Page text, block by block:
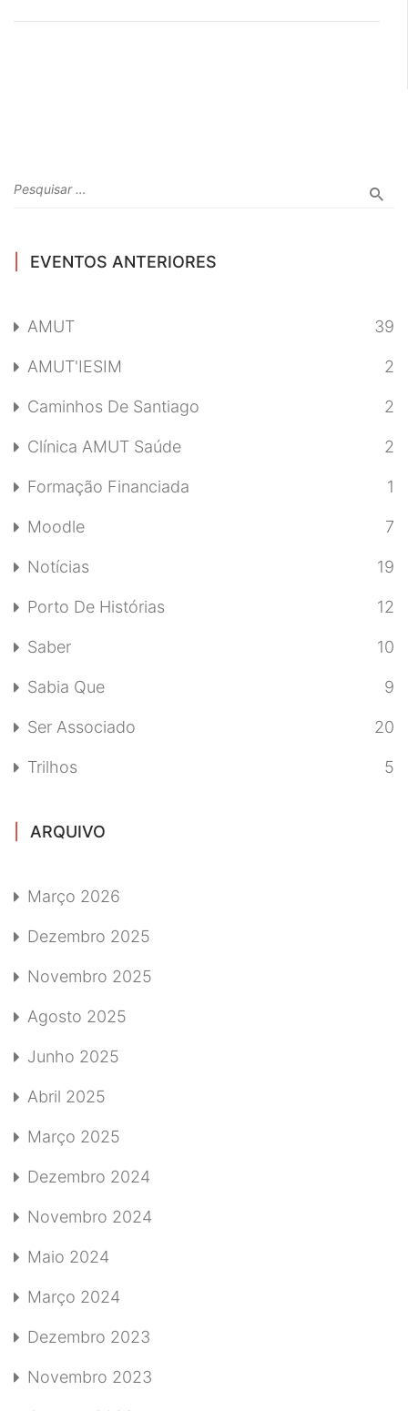
EVENTOS ANTERIORES
AMUT 39
AMUT'IESIM 2
Caminhos De Santiago 2
Clínica AMUT Saúde 2
Formação Financiada 1
Moodle 7
Notícias 19
Porto De Histórias 12
Saber 10
Sabia Que 9
Ser Associado 20
Trilhos 5
ARQUIVO
Março 2026
Dezembro 2025
Novembro 2025
Agosto 2025
Junho 2025
Abril 2025
Março 2025
Dezembro 2024
Novembro 2024
Maio 2024
Março 2024
Dezembro 2023
Novembro 2023